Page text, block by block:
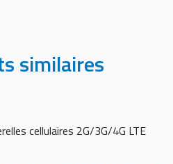
similaires
cellulaires 2G/3G/4G LTE